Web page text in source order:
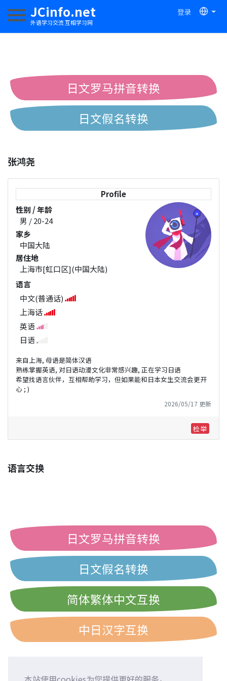
JCinfo.net
外语学习交流 互相学习网
登录
切换导航
日文罗马拼音转换
日文假名转换
中日汉字互换
张鸿尧
Profile
性别 / 年龄
男 / 20-24
家乡
中国大陆
居住地
上海市[虹口区](中国大陆)
语言
中文(普通话)
上海话
英语
日语
来自上海, 母语是简体汉语
熟练掌握英语, 对日语动漫文化非常感兴趣, 正在学习日语
希望找语言伙伴，互相帮助学习，但如果能和日本女生交流会更开
心 ; )
2026/05/17 更新
检举
语言交换
日文罗马拼音转换
日文假名转换
简体繁体中文互换
中日汉字互换